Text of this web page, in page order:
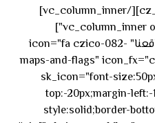
[/cz_service_box][/vc_column_inner]
[vc_column_inner offset="vc_col-md-4"]
[cz_service_box title="مواقعنا" icon="fa czico-082-
maps-and-flags"
sk_icon="font-
top:-20px;margin-
style:solid;border-